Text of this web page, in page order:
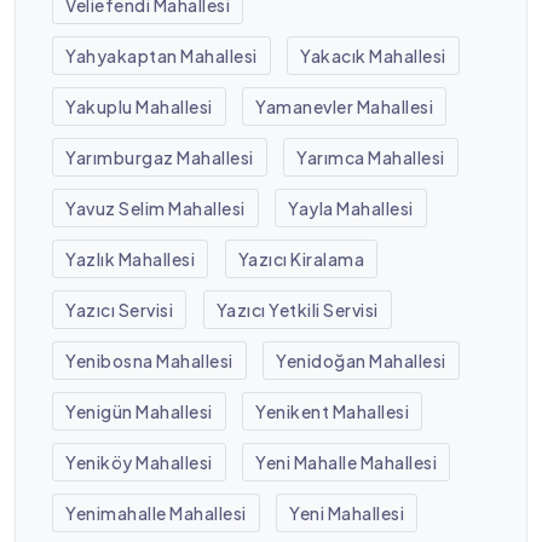
Yahyakaptan Mahallesi Yakacık Mahallesi
Yakuplu Mahallesi Yamanevler Mahallesi
Yarımburgaz Mahallesi Yarımca Mahallesi
Yavuz Selim Mahallesi Yayla Mahallesi
Yazlık Mahallesi Yazıcı Kiralama
Yazıcı Servisi Yazıcı Yetkili Servisi
Yenibosna Mahallesi Yenidoğan Mahallesi
Yenigün Mahallesi Yenikent Mahallesi
Yeniköy Mahallesi Yeni Mahalle Mahallesi
Yenimahalle Mahallesi Yeni Mahallesi